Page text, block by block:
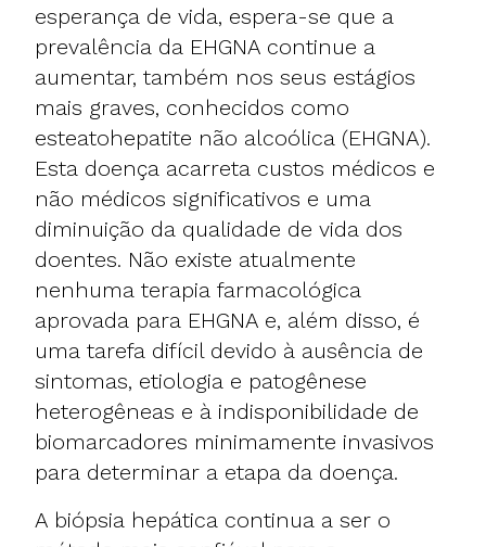
esperança de vida, espera-se que a
prevalência da EHGNA continue a
aumentar, também nos seus estágios
mais graves, conhecidos como
esteatohepatite não alcoólica (EHGNA).
Esta doença acarreta custos médicos e
não médicos significativos e uma
diminuição da qualidade de vida dos
doentes. Não existe atualmente
nenhuma terapia farmacológica
aprovada para EHGNA e, além disso, é
uma tarefa difícil devido à ausência de
sintomas, etiologia e patogênese
heterogêneas e à indisponibilidade de
biomarcadores minimamente invasivos
para determinar a etapa da doença.
A biópsia hepática continua a ser o